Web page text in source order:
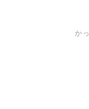
か